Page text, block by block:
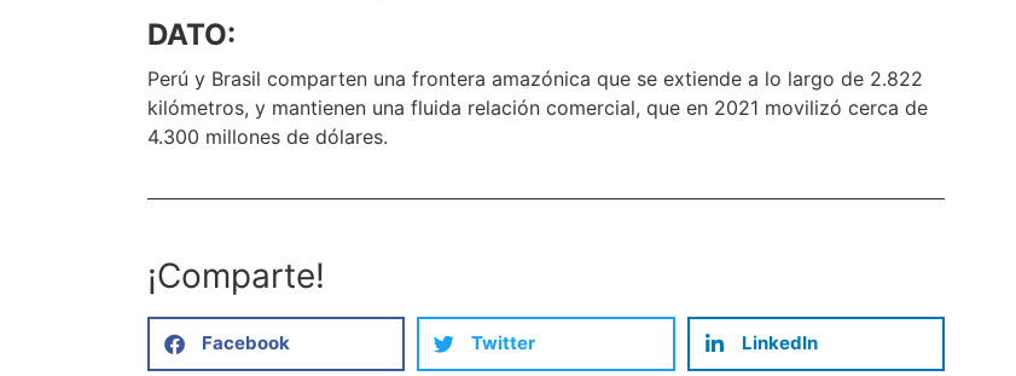
DATO:
Perú y Brasil comparten una frontera amazónica que se extiende a lo largo de 2.822
kilómetros, y mantienen una fluida relación comercial, que en 2021 movilizó cerca de
4.300 millones de dólares.
¡Comparte!
Facebook Twitter LinkedIn